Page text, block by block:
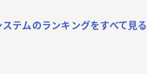
テムのランキングをすべて見る